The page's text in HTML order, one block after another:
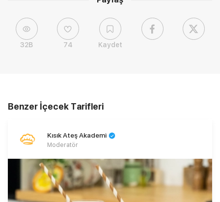
32B 74 Kaydet
Benzer İçecek Tarifleri
Kısık Ateş Akademi
Moderatör